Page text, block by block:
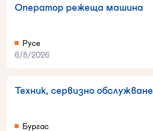
Оператор режеща машина
Русе
6/8/2026
Техник, сервизно обслужване
Бургас